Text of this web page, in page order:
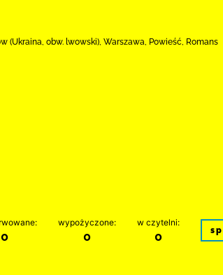
(Ukraina, obw. lwowski), Warszawa, Powieść, Romans
0
wypożyczone:
0
w czytelni:
0